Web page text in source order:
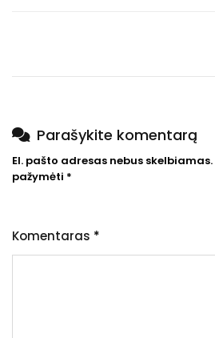
Parašykite komentarą
El. pašto adresas nebus skelbiamas.
pažymėti *
Komentaras *